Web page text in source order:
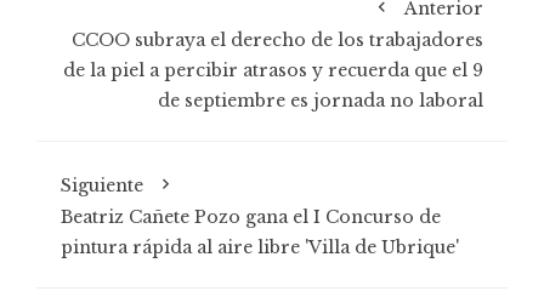
Anterior
CCOO subraya el derecho de los trabajadores
de la piel a percibir atrasos y recuerda que el 9
de septiembre es jornada no laboral
Siguiente
Beatriz Cañete Pozo gana el I Concurso de
pintura rápida al aire libre 'Villa de Ubrique'